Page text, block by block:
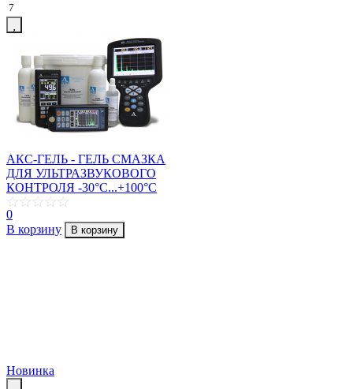
7
АКС-ГЕЛЬ - ГЕЛЬ СМАЗКА
ДЛЯ УЛЬТРАЗВУКОВОГО
КОНТРОЛЯ -30°C...+100°C
0
В корзину
В корзину
Новинка